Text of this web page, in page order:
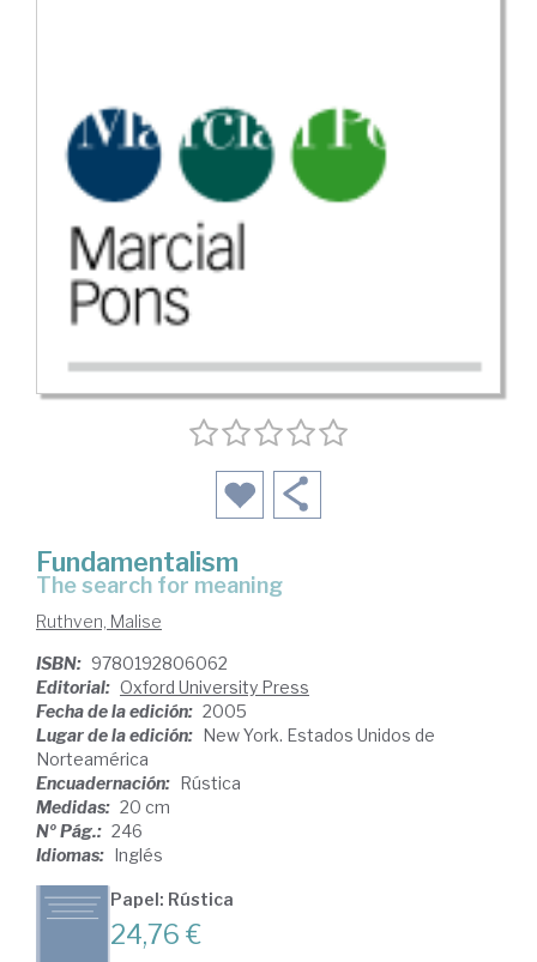
Fundamentalism
the search for meaning
Ruthven, Malise
ISBN: 9780192806062
Editorial: Oxford University Press
Fecha de la edición: 2005
Lugar de la edición: New York. Estados Unidos de
Norteamérica
Encuadernación: Rústica
Medidas: 20 cm
Nº Pág.: 246
Idiomas: Inglés
Papel: Rústica
24,76 €